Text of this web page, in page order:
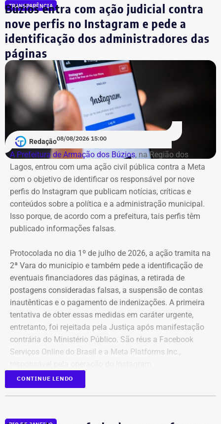
TRANSPARÊNCIA
Búzios entra com ação judicial contra
nove perfis no Instagram e pede a
identificação dos administradores das
páginas
Redação08/08/2026 15:00
A Prefeitura de Armação dos Búzios, na Região dos
Lagos, entrou com uma ação civil pública contra a Meta
com o objetivo de identificar os responsável por nove
perfis do Instagram que publicam notícias, críticas e
conteúdos sobre a política e a administração municipal.
Isso porque, de acordo com a prefeitura, tais perfis têm
publicado informações falsas.
Protocolada no dia 1º de julho de 2026, a ação tramita na
2ª Vara do município e também pede a identificação de
eventuais financiadores das páginas, a retirada de
postagens consideradas falsas, a suspensão de contas
inautênticas e o pagamento de indenizações. A primeira
tentativa de obter essas medidas em caráter urgente,
entretanto, foi rejeitada pela Justiça após manifestação
contrária do Ministério Público. São réus a Facebook
Serviços Online do Brasil e a Meta Platforms Inc.,
Os administradores dos perfis não foram incluídos no
CONTINUE LENDO